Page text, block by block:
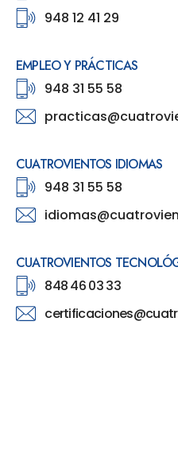
948 12 41 29
EMPLEO Y PRÁCTICAS
948 31 55 58
CUATROVIENTOS IDIOMAS
948 31 55 58
CUATROVIENTOS
848 46 03 33